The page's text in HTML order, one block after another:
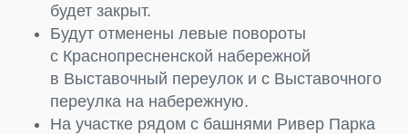
будет закрыт.
Будут отменены левые повороты
с Краснопресненской набережной
в Выставочный переулок и с Выставочного
переулка на набережную.
На участке рядом с башнями Ривер Парка